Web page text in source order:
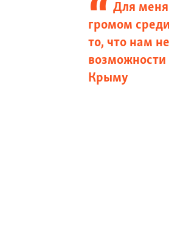
Для
громом
то, что нам
возможности
Крыму